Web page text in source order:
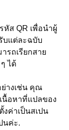
ส QR เพื่อนำผู้
บแต่ละฉบับ
รถเรียกสาย
ได้
างเช่น คุณ
นื้อหาที่แปลของ
ค่าเป็นสเปน
นค่ะ.